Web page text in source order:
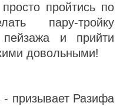
пройтись по
пару-тройку
пейзажа и прийти
довольными!
- призывает Разифа